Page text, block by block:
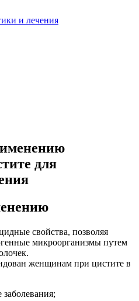
и лечения
для
свойства, позволяя
микроорганизмы путем
женщинам при цистите в